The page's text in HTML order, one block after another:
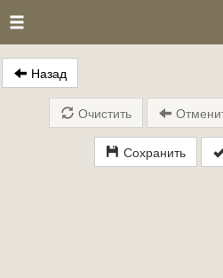
Назад
Сохранить
Очистить